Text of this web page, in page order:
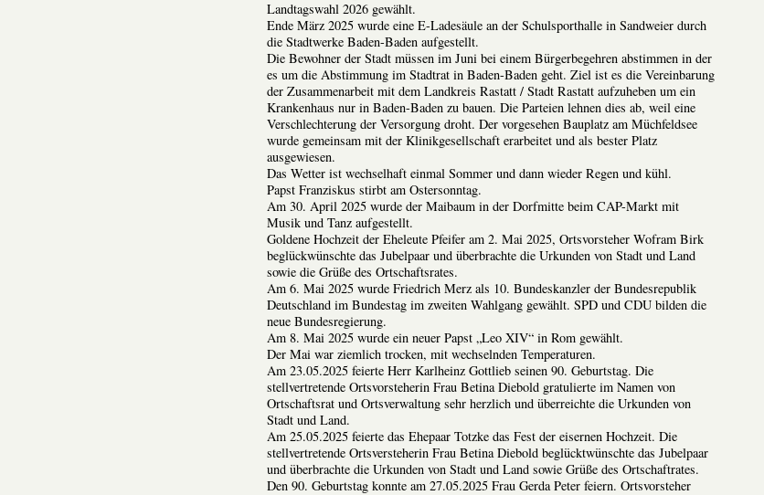
Landtagswahl 2026 gewählt.
Ende März 2025 wurde eine E-Ladesäule an der Schulsporthalle in Sandweier durch
die Stadtwerke Baden-Baden aufgestellt.
Die Bewohner der Stadt müssen im Juni bei einem Bürgerbegehren abstimmen in der
es um die Abstimmung im Stadtrat in Baden-Baden geht. Ziel ist es die Vereinbarung
der Zusammenarbeit mit dem Landkreis Rastatt / Stadt Rastatt aufzuheben um ein
Krankenhaus nur in Baden-Baden zu bauen. Die Parteien lehnen dies ab, weil eine
Verschlechterung der Versorgung droht. Der vorgesehen Bauplatz am Müchfeldsee
wurde gemeinsam mit der Klinikgesellschaft erarbeitet und als bester Platz
ausgewiesen.
Das Wetter ist wechselhaft einmal Sommer und dann wieder Regen und kühl.
Papst Franziskus stirbt am Ostersonntag.
Am 30. April 2025 wurde der Maibaum in der Dorfmitte beim CAP-Markt mit
Musik und Tanz aufgestellt.
Goldene Hochzeit der Eheleute Pfeifer am 2. Mai 2025, Ortsvorsteher Wofram Birk
beglückwünschte das Jubelpaar und überbrachte die Urkunden von Stadt und Land
sowie die Grüße des Ortschaftsrates.
Am 6. Mai 2025 wurde Friedrich Merz als 10. Bundeskanzler der Bundesrepublik
Deutschland im Bundestag im zweiten Wahlgang gewählt. SPD und CDU bilden die
neue Bundesregierung.
Am 8. Mai 2025 wurde ein neuer Papst „Leo XIV“ in Rom gewählt.
Der Mai war ziemlich trocken, mit wechselnden Temperaturen.
Am 23.05.2025 feierte Herr Karlheinz Gottlieb seinen 90. Geburtstag. Die
stellvertretende Ortsvorsteherin Frau Betina Diebold gratulierte im Namen von
Ortschaftsrat und Ortsverwaltung sehr herzlich und überreichte die Urkunden von
Stadt und Land.
Am 25.05.2025 feierte das Ehepaar Totzke das Fest der eisernen Hochzeit. Die
stellvertretende Ortsversteherin Frau Betina Diebold beglücktwünschte das Jubelpaar
und überbrachte die Urkunden von Stadt und Land sowie Grüße des Ortschaftrates.
Den 90. Geburtstag konnte am 27.05.2025 Frau Gerda Peter feiern. Ortsvorsteher